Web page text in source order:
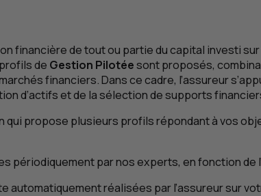
financière de tout ou partie du capital investi
de Gestion Pilotéesont proposés,
financiers. Dans ce cadre, l’assureur
d’actifs et de la sélection de supports
qui propose plusieurs profils répondant à vos
périodiquement par nos experts, en fonction
automatiquement réalisées par l’assureur sur